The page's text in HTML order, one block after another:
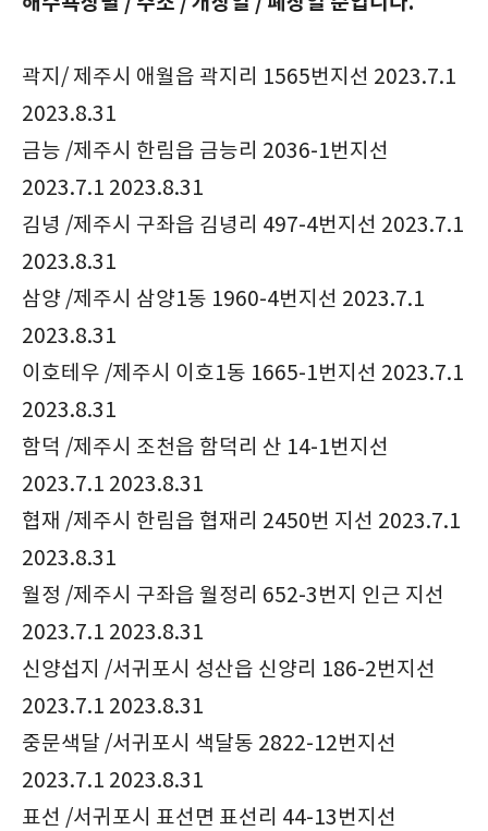
곽지/ 제주시 애월읍 곽지리 1565번지선 2023.7.1
2023.8.31
금능 /제주시 한림읍 금능리 2036-1번지선
2023.7.1 2023.8.31
김녕 /제주시 구좌읍 김녕리 497-4번지선 2023.7.1
2023.8.31
삼양 /제주시 삼양1동 1960-4번지선 2023.7.1
2023.8.31
이호테우 /제주시 이호1동 1665-1번지선 2023.7.1
2023.8.31
함덕 /제주시 조천읍 함덕리 산 14-1번지선
2023.7.1 2023.8.31
협재 /제주시 한림읍 협재리 2450번 지선 2023.7.1
2023.8.31
월정 /제주시 구좌읍 월정리 652-3번지 인근 지선
2023.7.1 2023.8.31
신양섭지 /서귀포시 성산읍 신양리 186-2번지선
2023.7.1 2023.8.31
중문색달 /서귀포시 색달동 2822-12번지선
2023.7.1 2023.8.31
표선 /서귀포시 표선면 표선리 44-13번지선